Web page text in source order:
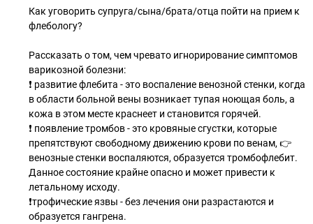
Как уговорить супруга/сына/брата/отца пойти на прием к
флебологу?
Рассказать о том, чем чревато игнорирование симптомов
варикозной болезни:
❗ развитие флебита - это воспаление венозной стенки, когда
в области больной вены возникает тупая ноющая боль, а
кожа в этом месте краснеет и становится горячей.
❗ появление тромбов - это кровяные сгустки, которые
препятствуют свободному движению крови по венам, 👉
венозные стенки воспаляются, образуется тромбофлебит.
Данное состояние крайне опасно и может привести к
летальному исходу.
❗трофические язвы - без лечения они разрастаются и
образуется гангрена.